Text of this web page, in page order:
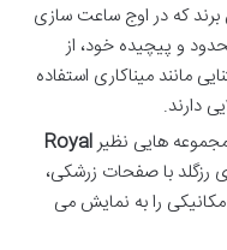
برند که در اوج ساعت سازی
و پیچیده خود، از
مانند میناکاری استفاده
دارند.
هایی نظیرRoyal
با صفحات زرشکی،
را به نمایش می